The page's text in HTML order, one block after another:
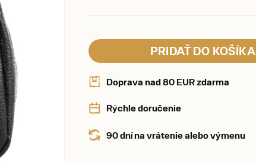
PRIDAŤ DO KOŠÍKA
Doprava nad 80 EUR zdarma
Rýchle doručenie
90 dní na vrátenie alebo výmenu